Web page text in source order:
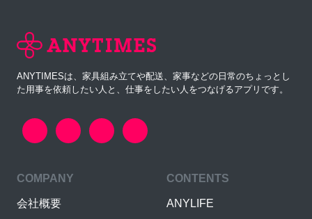
ANYTIMESは、家具組み立てや配送、家事などの日常のちょっとし
た用事を依頼したい人と、仕事をしたい人をつなげるアプリです。
COMPANY
会社概要
CONTENTS
ANYLIFE